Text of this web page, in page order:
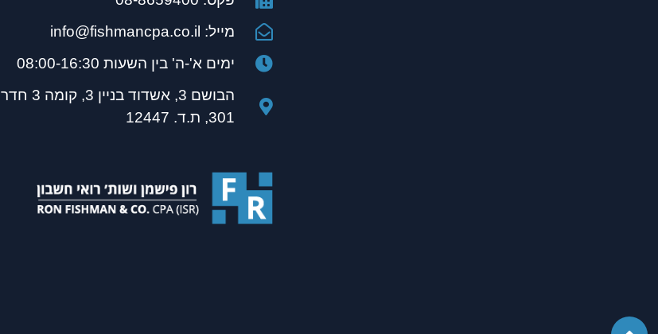
מייל: info@fishmancpa.co.il
ימים א'-ה' בין השעות 08:00-16:30
הבושם 3, אשדוד בניין 3, קומה 3 חדר
301, ת.ד. 12447